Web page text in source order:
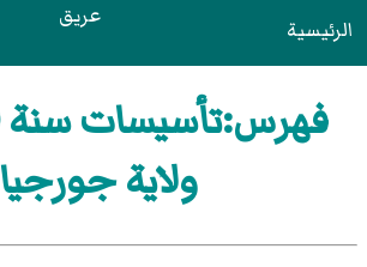
الرئيسية عريق
ولاية جورجيا